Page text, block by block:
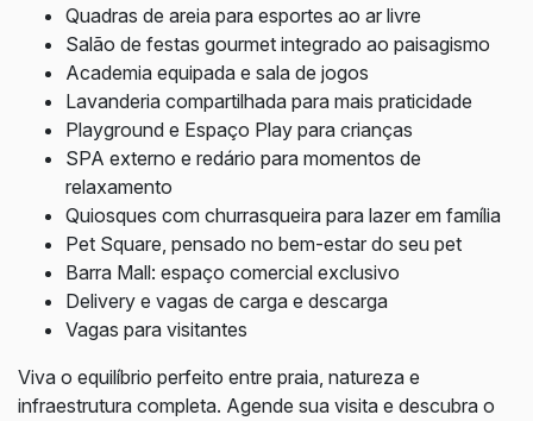
Quadras de areia para esportes ao ar livre
Salão de festas gourmet integrado ao paisagismo
Academia equipada e sala de jogos
Lavanderia compartilhada para mais praticidade
Playground e Espaço Play para crianças
SPA externo e redário para momentos de
relaxamento
Quiosques com churrasqueira para lazer em família
Pet Square, pensado no bem-estar do seu pet
Barra Mall: espaço comercial exclusivo
Delivery e vagas de carga e descarga
Vagas para visitantes
Viva o equilíbrio perfeito entre praia, natureza e
infraestrutura completa. Agende sua visita e descubra o